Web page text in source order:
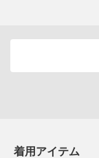
着用アイテム